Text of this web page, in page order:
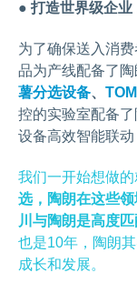
● 打造世界级企
为了确保送入消
品为产线配备了陶
薯分选设备、
控的实验室配备了
设备高效智能联动
我们一开始想做的
选，陶朗在这些
川与陶朗是高度匹
也是10年，陶朗
成长和发展。